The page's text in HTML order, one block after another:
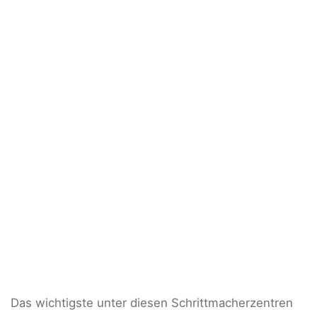
Das wichtigste unter diesen Schrittmacherzentren